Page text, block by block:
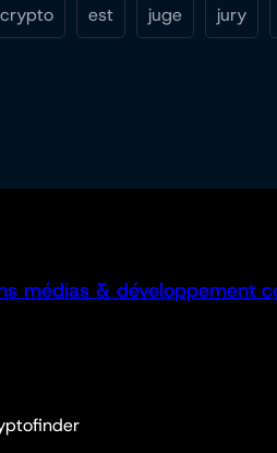
crypto est juge jury
médias & développement